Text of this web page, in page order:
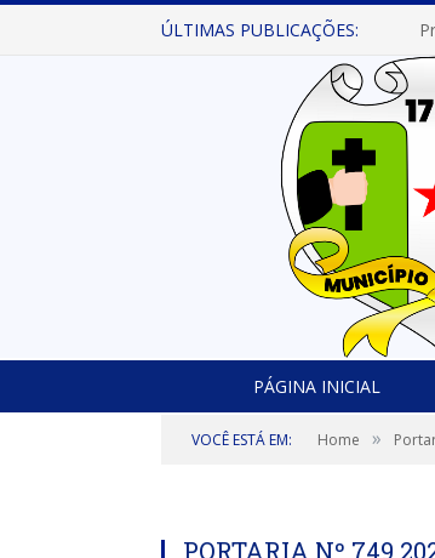
ÚLTIMAS PUBLICAÇÕES:
PÁGINA INICIAL
VOCÊ ESTÁ EM: Home »
PORTARIA Nº 749